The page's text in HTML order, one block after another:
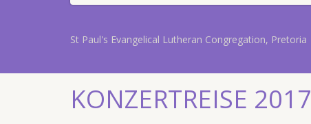
St Paul's Evangelical Lutheran Congregation, Pretoria
KONZERTREISE 2017